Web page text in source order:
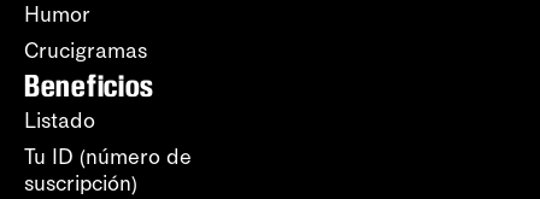
Humor
Crucigramas
Beneficios
Listado
Tu ID (número de
suscripción)